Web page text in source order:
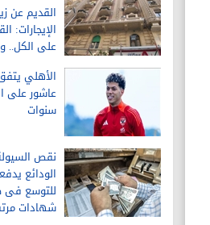
القديم عن
الإيجارات:
على الكل..
الأهلي
سنوات
نقص
الودائع
للتوسع فى
شهادات